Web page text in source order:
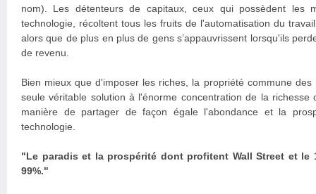
nom). Les détenteurs de capitaux, ceux qui possèdent les
technologie, récoltent tous les fruits de l'automatisation du
alors que de plus en plus de gens s’appauvrissent lorsqu'ils
de revenu.
Bien mieux que d'imposer les riches, la propriété commune
seule véritable solution à l'énorme concentration de la richesse
manière de partager de façon égale l'abondance et la
technologie.
"Le paradis et la prospérité dont profitent Wall Street et le
99%."